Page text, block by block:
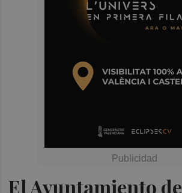
El Ayuntamiento de